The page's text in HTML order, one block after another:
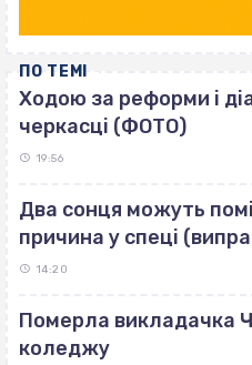
ПО ТЕМІ
Ходою за реформи і
черкасці (ФОТО)
19:56
Два сонця можуть
причина у спеці
14:20
Померла викладачка
коледжу